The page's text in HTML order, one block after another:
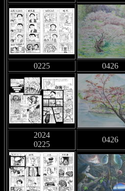
0225 0426
2024
0225
0426